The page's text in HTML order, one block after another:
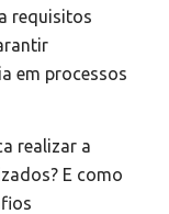
requisitos
em processos
realizar a
E como